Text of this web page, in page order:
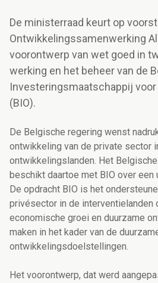
De ministerraad keurt op
Ontwikkelingssamenwerking
voorontwerp van wet goed in
werking en het beheer van de
Investeringsmaatschappij
(BIO).
De Belgische regering wenst
ontwikkeling van de private sector
ontwikkelingslanden. Het
beschikt daartoe met BIO over
De opdracht BIO is het
privésector in de interventielanden
economische groei en duurzame
maken in het kader van de
ontwikkelingsdoelstellingen.
Het voorontwerp, dat werd